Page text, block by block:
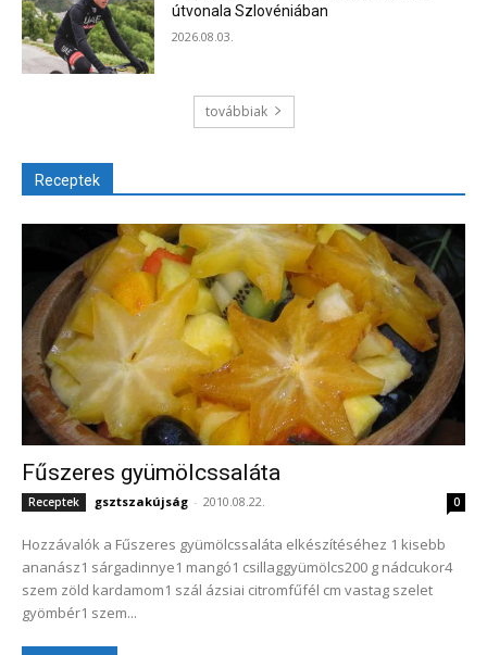
útvonala Szlovéniában
2026.08.03.
továbbiak
Receptek
Fűszeres gyümölcssaláta
Receptek gsztszakújság - 2010.08.22. 0
Hozzávalók a Fűszeres gyümölcssaláta elkészítéséhez 1 kisebb
ananász1 sárgadinnye1 mangó1 csillaggyümölcs200 g nádcukor4
szem zöld kardamom1 szál ázsiai citromfűfél cm vastag szelet
gyömbér1 szem...